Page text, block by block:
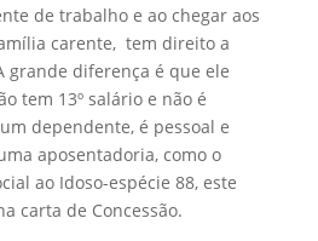
de trabalho e ao chegar aos
carente, tem direito a
grande diferença é que ele
tem 13º salário e não é
dependente, é pessoal e
aposentadoria, como o
ao Idoso-espécie 88, este
carta de Concessão.